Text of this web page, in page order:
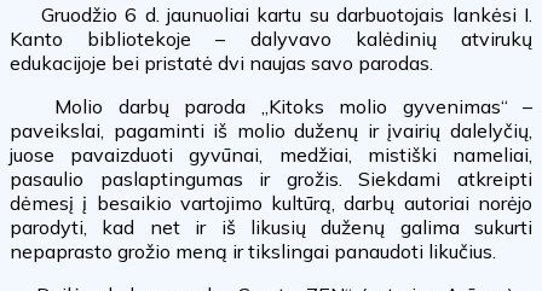
Gruodžio 6 d. jaunuoliai kartu su darbuotojais lankėsi I.
Kanto bibliotekoje – dalyvavo kalėdinių atvirukų
edukacijoje bei pristatė dvi naujas savo parodas.
Molio darbų paroda „Kitoks molio gyvenimas“ –
paveikslai, pagaminti iš molio duženų ir įvairių dalelyčių,
juose pavaizduoti gyvūnai, medžiai, mistiški nameliai,
pasaulio paslaptingumas ir grožis. Siekdami atkreipti
dėmesį į besaikio vartojimo kultūrą, darbų autoriai norėjo
parodyti, kad net ir iš likusių duženų galima sukurti
nepaprasto grožio meną ir tikslingai panaudoti likučius.